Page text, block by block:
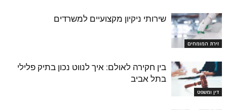
זירת המומחים
שירותי ניקיון מקצועיים למשרדים
דין ומשפט
בין חקירה לאולם: איך לנווט נכון בתיק פלילי
בתל אביב